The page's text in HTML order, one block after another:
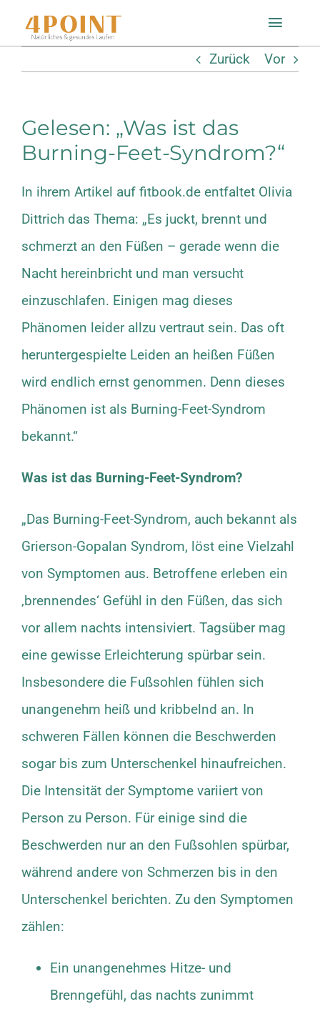
Inhalt
Toggle
Einlagenfinder
Technologie
Mein Konto
Zurück Vor
Gelesen: „Was ist das
Burning-Feet-Syndrom?“
In ihrem Artikel auf fitbook.de entfaltet Olivia
Dittrich das Thema: „Es juckt, brennt und
schmerzt an den Füßen – gerade wenn die
Nacht hereinbricht und man versucht
einzuschlafen. Einigen mag dieses
Phänomen leider allzu vertraut sein. Das oft
heruntergespielte Leiden an heißen Füßen
wird endlich ernst genommen. Denn dieses
Phänomen ist als Burning-Feet-Syndrom
bekannt.“
Was ist das Burning-Feet-Syndrom?
„Das Burning-Feet-Syndrom, auch bekannt als
Grierson-Gopalan Syndrom, löst eine Vielzahl
von Symptomen aus. Betroffene erleben ein
‚brennendes‘ Gefühl in den Füßen, das sich
vor allem nachts intensiviert. Tagsüber mag
eine gewisse Erleichterung spürbar sein.
Insbesondere die Fußsohlen fühlen sich
unangenehm heiß und kribbelnd an. In
schweren Fällen können die Beschwerden
sogar bis zum Unterschenkel hinaufreichen.
Die Intensität der Symptome variiert von
Person zu Person. Für einige sind die
Beschwerden nur an den Fußsohlen spürbar,
während andere von Schmerzen bis in den
Unterschenkel berichten. Zu den Symptomen
zählen:
Ein unangenehmes Hitze- und
Brenngefühl, das nachts zunimmt